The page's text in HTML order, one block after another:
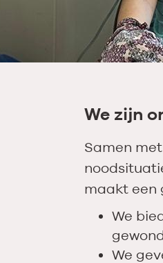
We zijn
Samen
maakt een
We
We